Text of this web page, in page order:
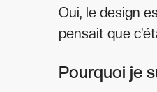
Oui, le design
pensait que
Pourquoi je